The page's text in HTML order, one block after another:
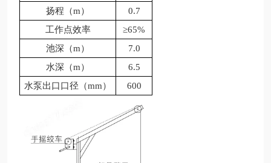
扬程（m）
0.7
工作点效率
≥65%
池深（m）
7.0
水深（m）
6.5
水泵出口口径（mm） 600